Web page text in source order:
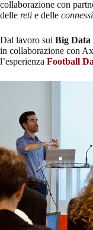
collaborazione con
delle reti e delle
Dal lavoro sui Big Data
in collaborazione con
l’esperienza Football